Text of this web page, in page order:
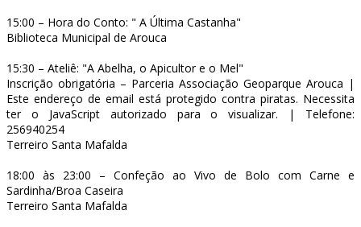
15:00 – Hora do Conto: " A Última Castanha"
Biblioteca Municipal de Arouca
15:30 – Ateliê: "A Abelha, o Apicultor e o Mel"
Inscrição obrigatória – Parceria Associação Geoparque Arouca |
Este endereço de email está protegido contra piratas. Necessita
ter o JavaScript autorizado para o visualizar. | Telefone:
256940254
Terreiro Santa Mafalda
18:00 às 23:00 – Confeção ao Vivo de Bolo com Carne e
Sardinha/Broa Caseira
Terreiro Santa Mafalda